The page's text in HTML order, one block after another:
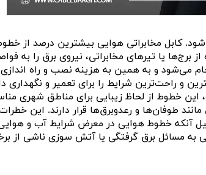
کابل مخابراتی هوایی بیشترین درصد از
برج‌ها یا تیرهای مخابراتی، نیروی برق را به
می‌شود و به همین به هزینه نصب و راه اندازی
و راحت‌ترین شرایط را برای تعمیر و نگهداری
این خطوط از لحاظ زیبایی برای مناطق شهری
طوفان‌ها و رعدوبرق‌ها قرار دارند. این
آنکه خطوط هوایی در معرض شرایط آب و هوایی
به مسائل برق گرفتگی یا آتش سوزی ناشی از